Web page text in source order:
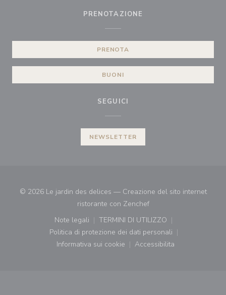
PRENOTAZIONE
PRENOTA
BUONI
SEGUICI
NEWSLETTER
© 2026 Le jardin des delices — Creazione del sito internet
ristorante con Zenchef((apre una nuova
Note legali
((apre una nuova finestra))
TERMINI DI UTILIZZO
((apre una nuova finestra))
Politica di protezione dei dati personali
((apre una nuova finestra))
Informativa sui cookie
((apre una nuova finestra))
Accessibilita
((apre una nuova